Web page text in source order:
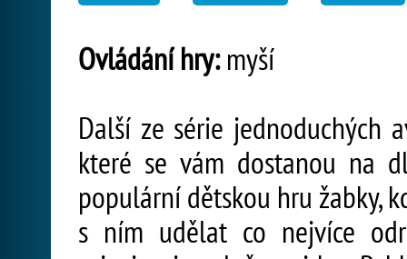
Ovládání hry:myší
Další ze série jednoduchých
které se vám dostanou na
populární dětskou hru žabky,
s ním udělat co nejvíce